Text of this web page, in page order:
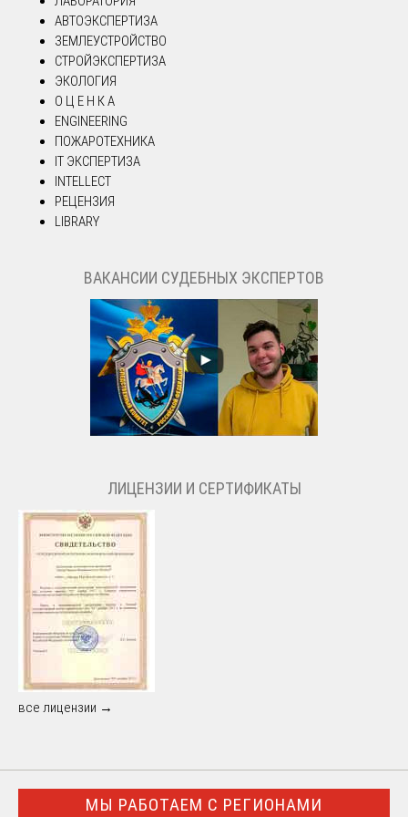
АВТОЭКСПЕРТИЗА
ЗЕМЛЕУСТРОЙСТВО
СТРОЙЭКСПЕРТИЗА
ЭКОЛОГИЯ
О Ц Е Н К А
ENGINEERING
ПОЖАРОТЕХНИКА
IT ЭКСПЕРТИЗА
INTELLECT
РЕЦЕНЗИЯ
LIBRARY
ВАКАНСИИ СУДЕБНЫХ ЭКСПЕРТОВ
ЛИЦЕНЗИИ И СЕРТИФИКАТЫ
все лицензии →
МЫ РАБОТАЕМ С РЕГИОНАМИ